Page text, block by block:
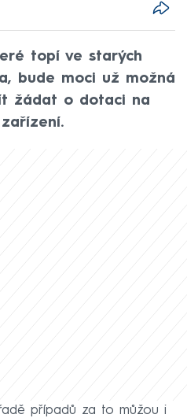
topí ve starých
bude moci už možná
žádat o dotaci na
případů za to můžou i